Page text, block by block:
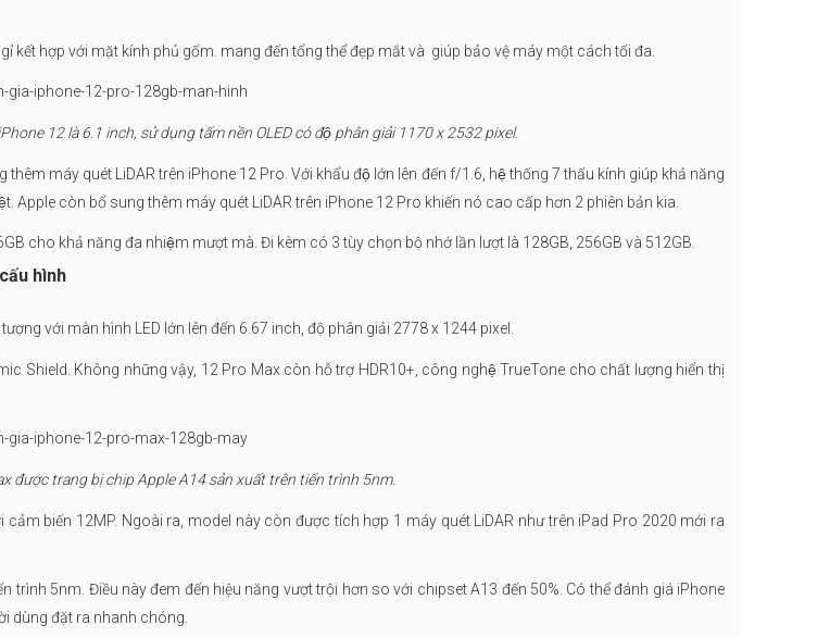
hợp với mặt kính phủ gốm. mang đến tổng thể đẹp mắt và giúp bảo vệ máy một cách tối đa.
12 là 6.1 inch, sử dụng tấm nền OLED có độ phân giải 1170 x 2532 pixel.
máy quét LiDAR trên iPhone 12 Pro. Với khẩu độ lớn lên đến f/1.6, hệ thống 7 thấu kính giúp khả năng
còn bổ sung thêm máy quét LiDAR trên iPhone 12 Pro khiến nó cao cấp hơn 2 phiên bản kia.
cho khả năng đa nhiệm mượt mà. Đi kèm có 3 tùy chọn bộ nhớ lần lượt là 128GB, 256GB và 512GB.
hình
với màn hình LED lớn lên đến 6.67 inch, độ phân giải 2778 x 1244 pixel.
Shield. Không những vậy, 12 Pro Max còn hỗ trợ HDR10+, công nghệ TrueTone cho chất lượng hiển thị
được trang bị chip Apple A14 sản xuất trên tiến trình 5nm.
biến 12MP. Ngoài ra, model này còn được tích hợp 1 máy quét LiDAR như trên iPad Pro 2020 mới ra
5nm. Điều này đem đến hiệu năng vượt trội hơn so với chipset A13 đến 50%. Có thể đánh giá iPhone
dùng đặt ra nhanh chóng.